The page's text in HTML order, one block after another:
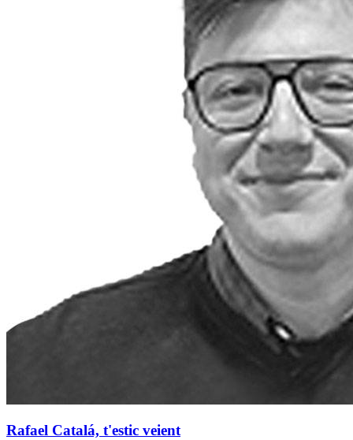
Rafael Catalá, t'estic veient